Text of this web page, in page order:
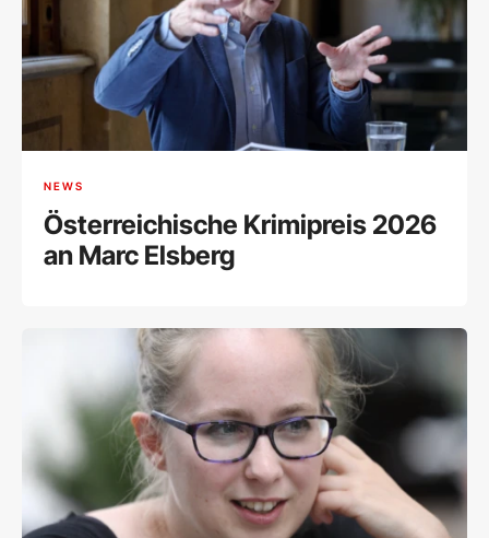
NEWS
Österreichische Krimipreis 2026
an Marc Elsberg